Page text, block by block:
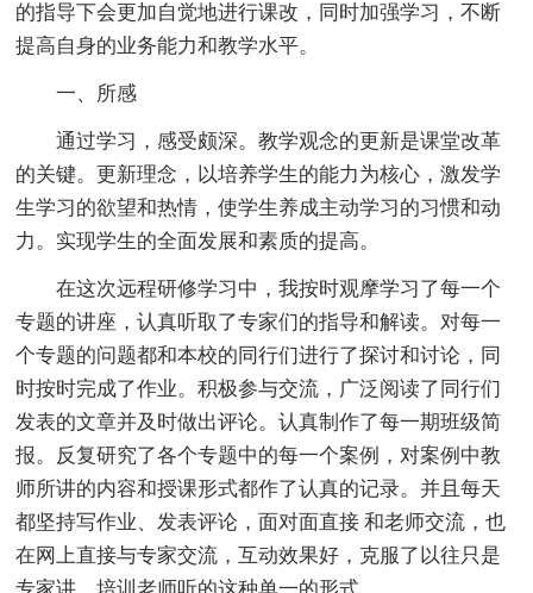
的指导下会更加自觉地进行课改，同时加强学习，不断
提高自身的业务能力和教学水平。
一、所感
通过学习，感受颇深。教学观念的更新是课堂改革
的关键。更新理念，以培养学生的能力为核心，激发学
生学习的欲望和热情，使学生养成主动学习的习惯和动
力。实现学生的全面发展和素质的提高。
在这次远程研修学习中，我按时观摩学习了每一个
专题的讲座，认真听取了专家们的指导和解读。对每一
个专题的问题都和本校的同行们进行了探讨和讨论，同
时按时完成了作业。积极参与交流，广泛阅读了同行们
发表的文章并及时做出评论。认真制作了每一期班级简
报。反复研究了各个专题中的每一个案例，对案例中教
师所讲的内容和授课形式都作了认真的记录。并且每天
都坚持写作业、发表评论，面对面直接 和老师交流，也
在网上直接与专家交流，互动效果好，克服了以往只是